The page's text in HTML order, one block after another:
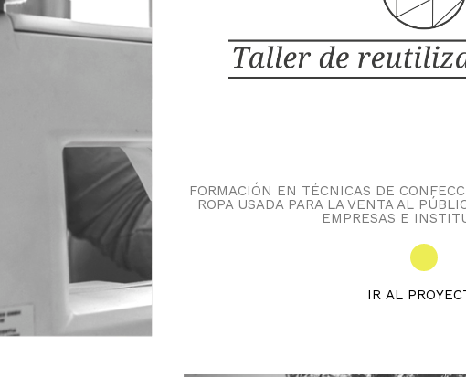
FORMACIÓN EN TÉCNICAS DE
ROPA USADA PARA LA VENTA AL
EMPRESAS E
IR AL